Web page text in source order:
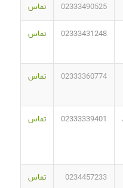
02333490525 تماس
02333431248 تماس
02333360774 تماس
02333339401 تماس
0234457233 تماس